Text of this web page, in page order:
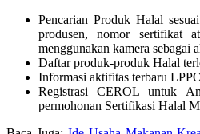
Pencarian Produk Halal
produsen, nomor sertifikat
menggunakan kamera sebagai
Daftar produk-produk Halal
Informasi aktifitas terbaru
Registrasi CEROL untuk
permohonan Sertifikasi Halal